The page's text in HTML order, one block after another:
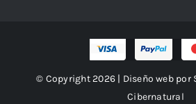
© Copyright 2026 | Diseño web por
Cibernatural